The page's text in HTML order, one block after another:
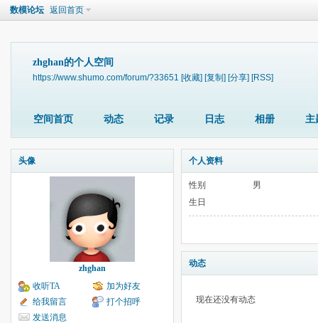
数模论坛 返回首页
zhghan的个人空间
https://www.shumo.com/forum/?33651 [收藏] [复制] [分享] [RSS]
空间首页 动态 记录 日志 相册 主
头像
zhghan
收听TA
加为好友
给我留言
打个招呼
发送消息
个人资料
性别
男
生日
动态
现在还没有动态